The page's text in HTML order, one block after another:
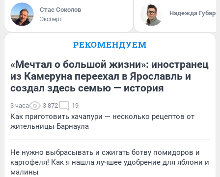
Стас Соколов
Эксперт
Надежда Губарь
РЕКОМЕНДУЕМ
«Мечтал о большой жизни»: иностранец
из Камеруна переехал в Ярославль и
создал здесь семью — история
3 часа 3 872 19
Как приготовить хачапури — несколько рецептов от
жительницы Барнаула
Не нужно выбрасывать и сжигать ботву помидоров и
картофеля! Как я нашла лучшее удобрение для яблони и
малины